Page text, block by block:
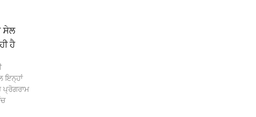
ਸੇਲ
ਹੈ
ਇਨ੍ਹਾਂ